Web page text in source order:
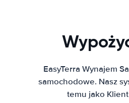
EasyTerra Wynajem
samochodowe. Nasz
temu jako